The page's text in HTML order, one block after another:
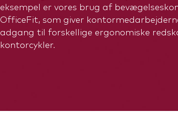
eksempel er vores brug af
OfficeFit, som giver
adgang til forskellige ergonomiske
kontorcykler.